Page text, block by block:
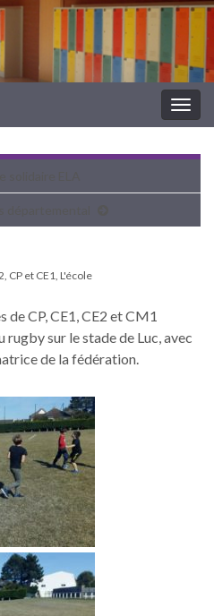
, CP et CE1, L'école
de CP, CE1, CE2 et CM1
sur le stade de Luc, avec
de la fédération.